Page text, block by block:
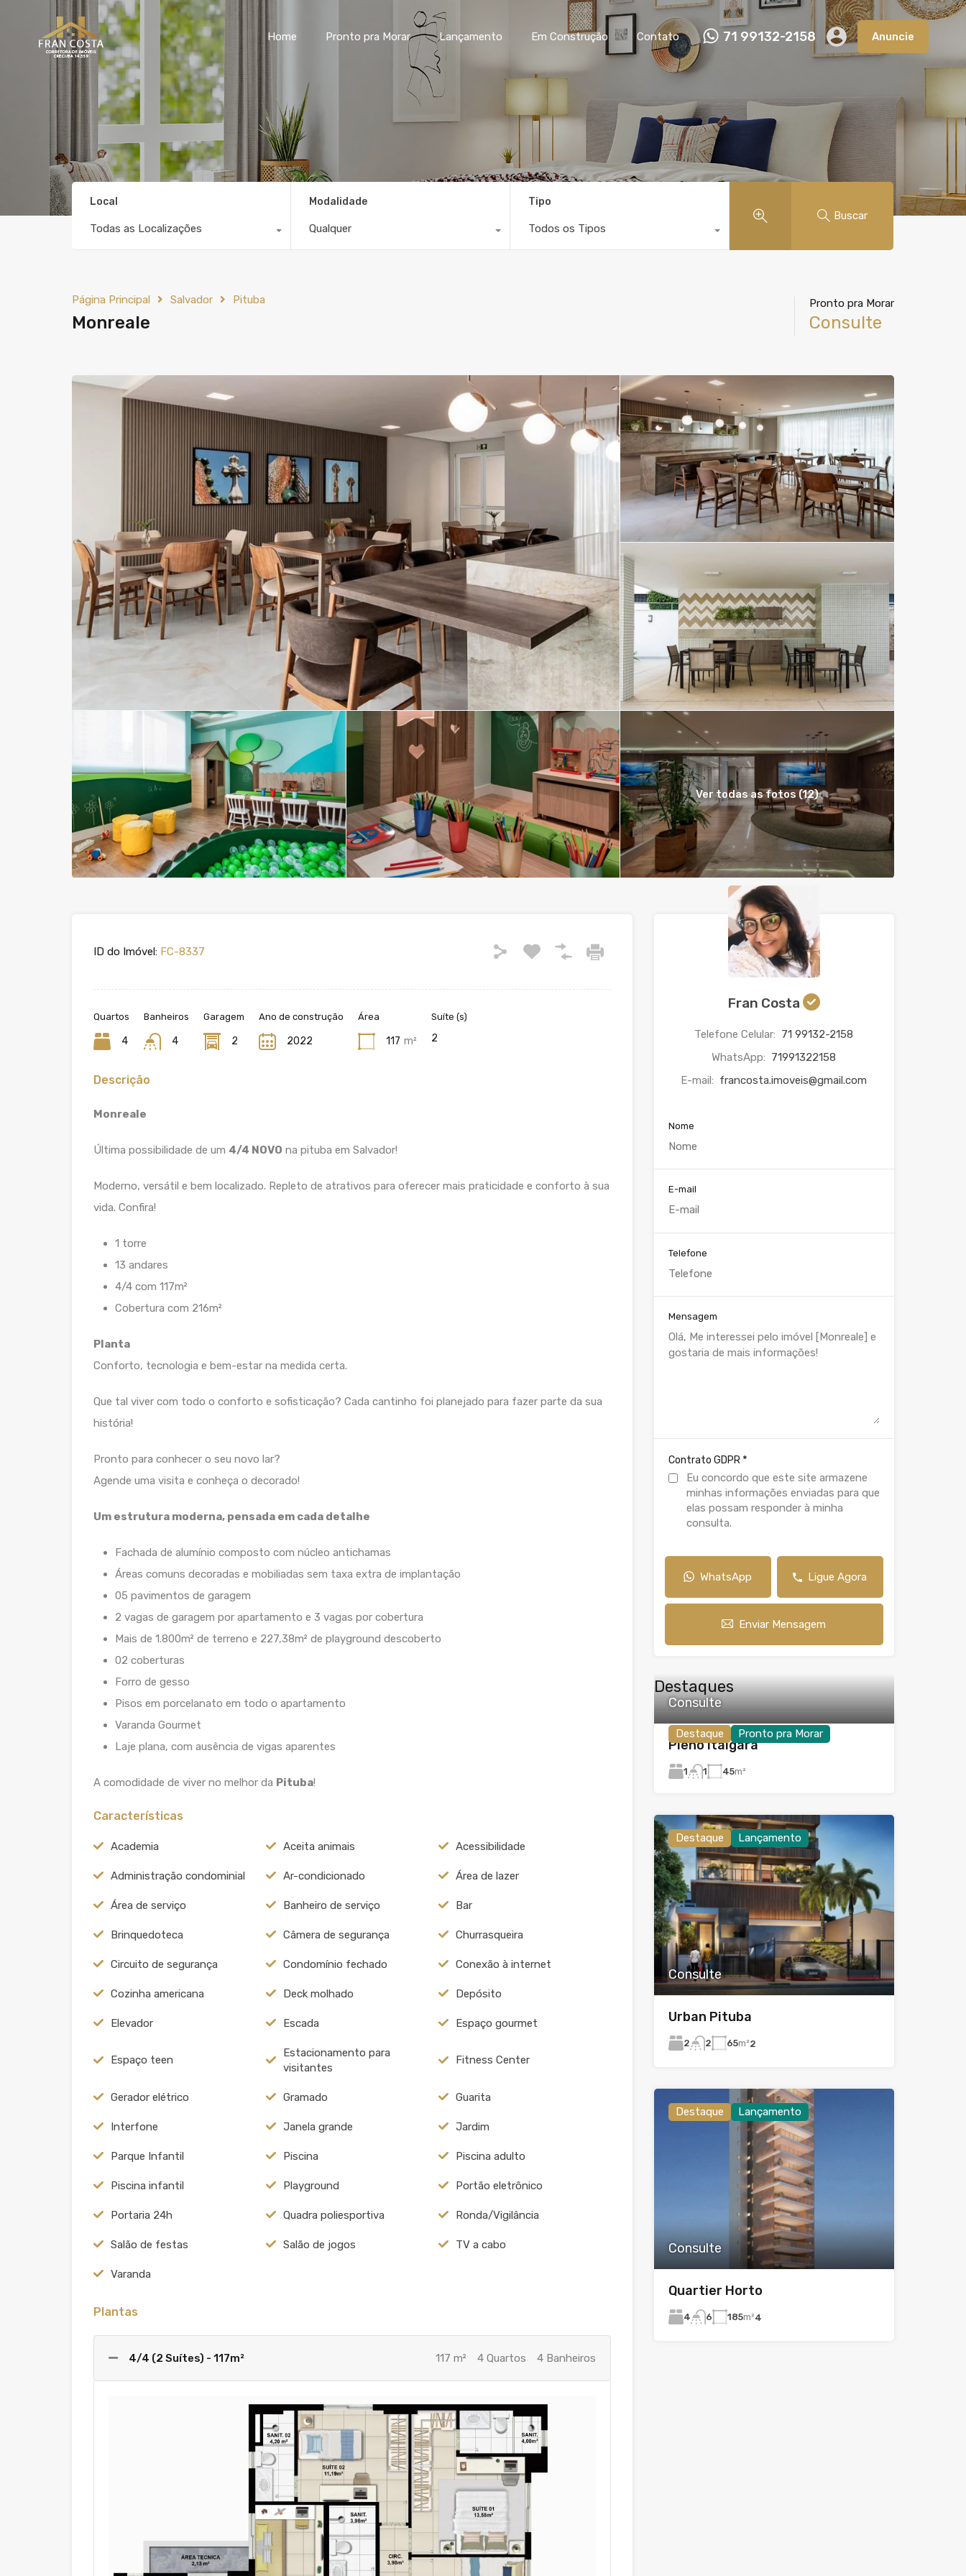
Pronto pra Morar Lançamento Em Construção Contato Anuncie
Home Pronto pra Morar Lançamento Em Construção Contato 71 99132-2158 Anuncie
Local
Todas as Localizações
Modalidade
Qualquer
Tipo
Todos os Tipos
Buscar
Página Principal Salvador Pituba
Monreale
Pronto pra Morar
Consulte
Ver todas as fotos (12)
ID do Imóvel: FC-8337
Quartos
4
Banheiros
4
Garagem
2
Ano de construção
2022
Área
117 m²
Suíte (s)
2
Descrição
Monreale
Última possibilidade de um 4/4 NOVO na pituba em Salvador!
Moderno, versátil e bem localizado. Repleto de atrativos para oferecer mais praticidade e conforto à sua
vida. Confira!
1 torre
13 andares
4/4 com 117m²
Cobertura com 216m²
Planta
Conforto, tecnologia e bem-estar na medida certa.
Que tal viver com todo o conforto e sofisticação? Cada cantinho foi planejado para fazer parte da sua
história!
Pronto para conhecer o seu novo lar?
Agende uma visita e conheça o decorado!
Um estrutura moderna, pensada em cada detalhe
Fachada de alumínio composto com núcleo antichamas
Áreas comuns decoradas e mobiliadas sem taxa extra de implantação
05 pavimentos de garagem
2 vagas de garagem por apartamento e 3 vagas por cobertura
Mais de 1.800m² de terreno e 227,38m² de playground descoberto
02 coberturas
Forro de gesso
Pisos em porcelanato em todo o apartamento
Varanda Gourmet
Laje plana, com ausência de vigas aparentes
A comodidade de viver no melhor da Pituba!
Características
Academia Aceita animais Acessibilidade
Administração condominial Ar-condicionado Área de lazer
Área de serviço Banheiro de serviço Bar
Brinquedoteca Câmera de segurança Churrasqueira
Circuito de segurança Condomínio fechado Conexão à internet
Cozinha americana Deck molhado Depósito
Elevador Escada Espaço gourmet
Espaço teen
Estacionamento para
visitantes
Fitness Center
Gerador elétrico Gramado Guarita
Interfone Janela grande Jardim
Parque Infantil Piscina Piscina adulto
Piscina infantil Playground Portão eletrônico
Portaria 24h Quadra poliesportiva Ronda/Vigilância
Salão de festas Salão de jogos TV a cabo
Varanda
Plantas
4/4 (2 Suítes) - 117m² 117 m² 4 Quartos 4 Banheiros
Fran Costa
Telefone Celular: 71 99132-2158
WhatsApp: 71991322158
E-mail: francosta.imoveis@gmail.com
Nome
E-mail
Telefone
Mensagem
Contrato GDPR *
Eu concordo que este site armazene
minhas informações enviadas para que
elas possam responder à minha
consulta.
WhatsApp Ligue Agora
Enviar Mensagem
Destaques
Destaque Pronto pra Morar
Consulte
Pleno Itaigara
1 1 45m²
Destaque Lançamento
Consulte
Urban Pituba
2 2 65m²2
Destaque Lançamento
Consulte
Quartier Horto
4 6 185m²4